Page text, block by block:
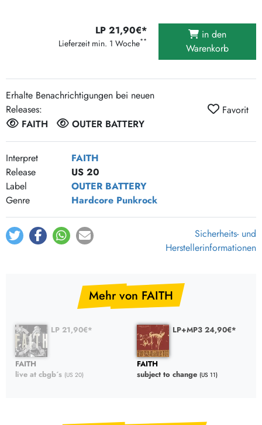
LP 21,90€*
Lieferzeit min. 1 Woche**
in den
Warenkorb
Erhalte Benachrichtigungen bei neuen
Releases:
FAITH
OUTER BATTERY
Favorit
Interpret
FAITH
Release
US 20
Label
OUTER BATTERY
Genre
Hardcore Punkrock
Sicherheits- und
Herstellerinformationen
Mehr von FAITH
LP 21,90€*
FAITH
live at cbgb´s (US 20)
LP+MP3 24,90€*
FAITH
subject to change (US 11)